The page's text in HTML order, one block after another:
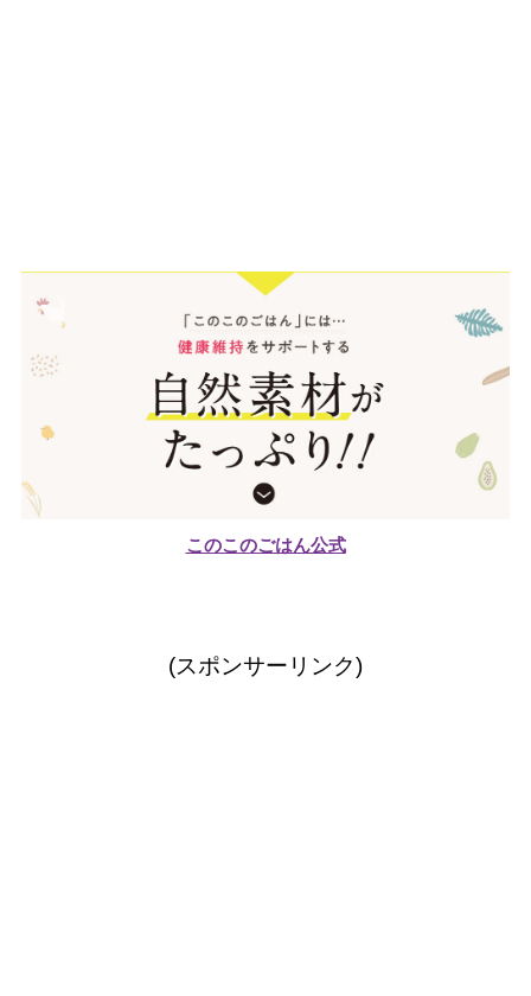
このこのごはん公式
(スポンサーリンク)